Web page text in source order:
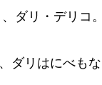
ダリ・デリコ。
ダリはにべもな